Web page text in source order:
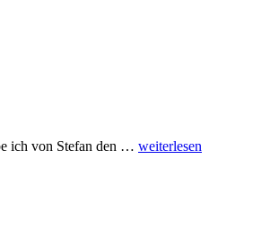
ich von Stefan den … Corporate
weiterlesen